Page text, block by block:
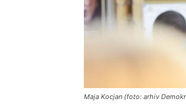
Maja Kocjan (foto: arhiv